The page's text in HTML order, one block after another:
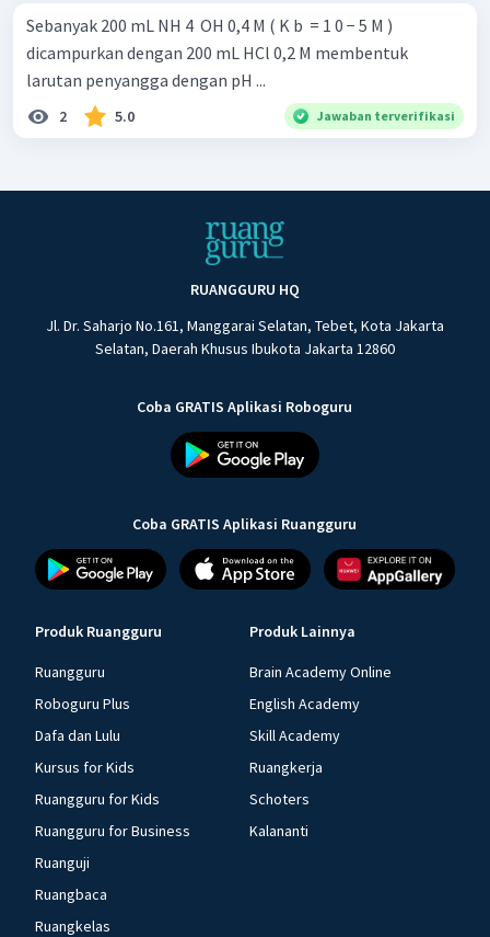
Sebanyak 200 mL NH 4 ​ OH 0,4 M ( K b ​ = 1 0 − 5 M )
dicampurkan dengan 200 mL HCl 0,2 M membentuk
larutan penyangga dengan pH ...
2 5.0 Jawaban terverifikasi
RUANGGURU HQ
Jl. Dr. Saharjo No.161, Manggarai Selatan, Tebet, Kota Jakarta
Selatan, Daerah Khusus Ibukota Jakarta 12860
Coba GRATIS Aplikasi Roboguru
Coba GRATIS Aplikasi Ruangguru
Produk Ruangguru
Ruangguru
Roboguru Plus
Dafa dan Lulu
Kursus for Kids
Ruangguru for Kids
Ruangguru for Business
Ruanguji
Ruangbaca
Ruangkelas
Produk Lainnya
Brain Academy Online
English Academy
Skill Academy
Ruangkerja
Schoters
Kalananti